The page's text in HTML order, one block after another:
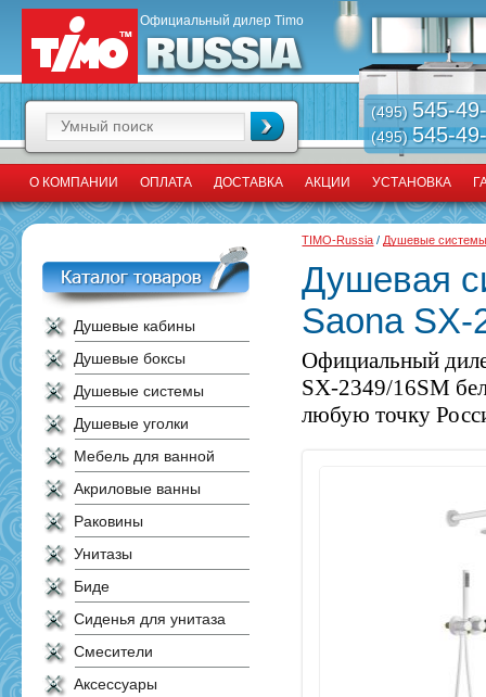
Официальный дилер Timo
(495) 545-
(495)545-
О КОМПАНИИ ОПЛАТА ДОСТАВКА АКЦИИ УСТАНОВКА
Душевые кабины
Душевые боксы
Душевые системы
Душевые уголки
Мебель для ванной
Акриловые ванны
Раковины
Унитазы
Биде
Сиденья для унитаза
Смесители
Аксессуары
TIMO-Russia / Душевые
Душевая
Saona
Официальный
SX-2349/16SM
любую точку